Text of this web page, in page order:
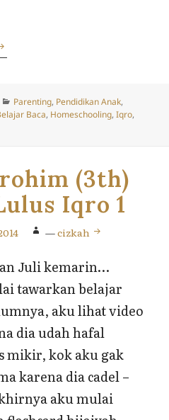
Thoriq Belajar Baca
Categories
Parenting, Pendidikan Anak,
Baca, Homeschooling,Iqro,
Thoriq Belajar Baca Iqro dan Latin
(3th)
Iqro 1
—cizkah
Juli kemarin…
tawarkan belajar
aku lihat video
dia udah hafal
mikir, kok aku gak
karena dia cadel –
aku mulai